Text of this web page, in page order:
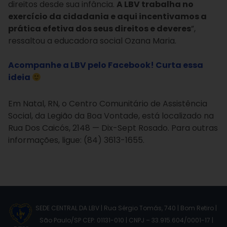
direitos desde sua infância. A LBV trabalha no
exercício da cidadania e aqui incentivamos a
prática efetiva dos seus direitos e deveres”,
ressaltou a educadora social Ozana Maria.
Acompanhe a LBV pelo Facebook! Curta essa
ideia
Em Natal, RN, o Centro Comunitário de Assistência
Social, da Legião da Boa Vontade, está localizado na
Rua Dos Caicós, 2148 — Dix-Sept Rosado. Para outras
informações, ligue: (84) 3613-1655.
SEDE CENTRAL DA LBV | Rua Sérgio Tomás, 740 | Bom Retiro |
São Paulo/SP CEP: 01131-010 | CNPJ – 33.915.604/0001-17 |